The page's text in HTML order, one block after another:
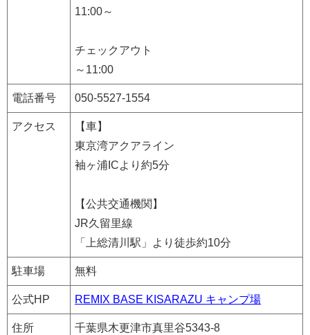
11:00～
チェックアウト
～11:00
電話番号 050-5527-1554
アクセス
【車】
東京湾アクアライン
袖ヶ浦ICより約5分
【公共交通機関】
JR久留里線
「上総清川駅」より徒歩約10分
駐車場 無料
公式HP REMIX BASE KISARAZU キャンプ場
住所 千葉県木更津市真里谷5343-8